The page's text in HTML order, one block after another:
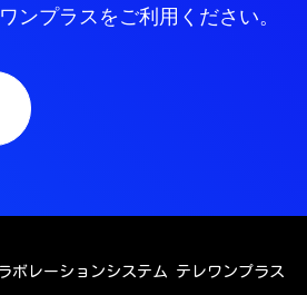
ンプラスをご利用ください。
ボレーションシステム テレワンプラス